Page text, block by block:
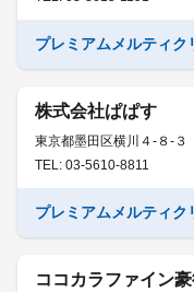
プレミアムメルティ
株式会社ぱぱす
東京都墨田区横川４-８-３
TEL: 03-5610-8811
プレミアムメルティ
ココカラファイン